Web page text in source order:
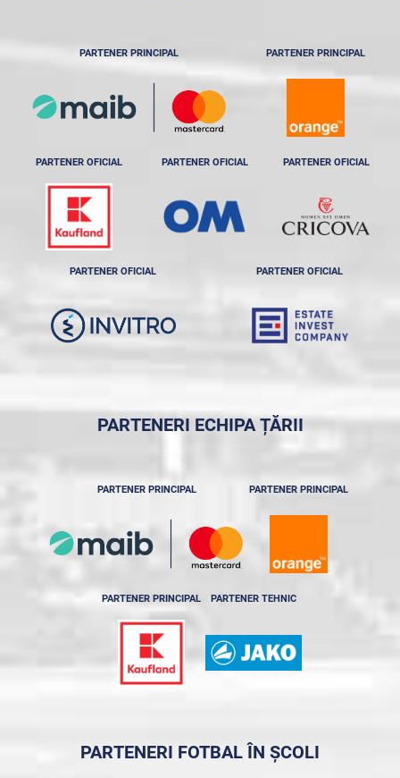
PARTENER PRINCIPAL PARTENER PRINCIPAL
PARTENER OFICIAL PARTENER OFICIAL PARTENER OFICIAL
PARTENER OFICIAL PARTENER OFICIAL
PARTENERI ECHIPA ȚĂRII
PARTENER PRINCIPAL PARTENER PRINCIPAL
PARTENER PRINCIPAL PARTENER TEHNIC
PARTENERI FOTBAL ÎN ȘCOLI